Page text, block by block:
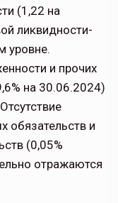
(1,22 на
ликвидности-
уровне.
и прочих
на 30.06.2024)
обязательств и
(0,05%
отражаются